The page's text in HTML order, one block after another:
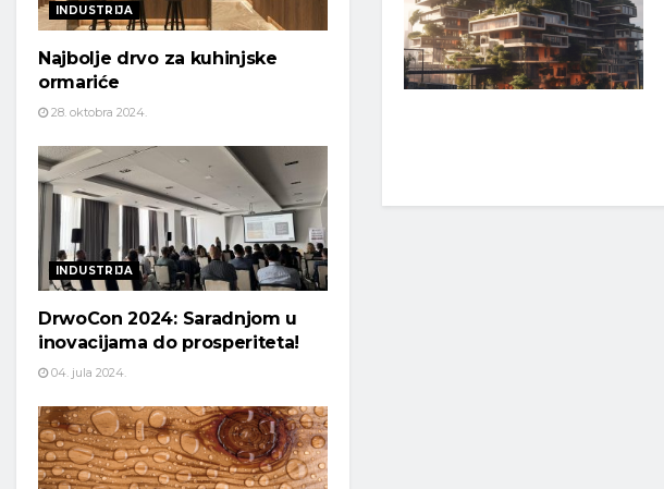
INDUSTRIJA
Najbolje drvo za kuhinjske
ormariće
28. oktobra 2024.
INDUSTRIJA
DrwoCon 2024: Saradnjom u
inovacijama do prosperiteta!
04. jula 2024.